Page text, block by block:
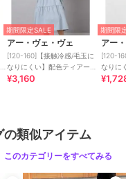
ス・キャリ
ス・キャリ
材 ポリエ
期間限定SALE
アー・ヴェ・ヴェ
[120-160]【接触冷感/毛玉に
なりにくい】配色ティアード
ワンピース
¥3,160
期間限
アー
[120-
なりに
レアワ
類似アイテム
このカテゴリーをすべてみる